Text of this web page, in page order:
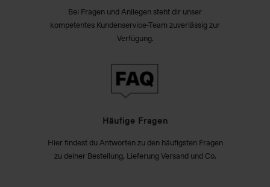
Bei Fragen und Anliegen steht dir unser
kompetentes Kundenservice-Team zuverlässig zur
Verfügung.
Häufige Fragen
Hier findest du Antworten zu den häufigsten Fragen
zu deiner Bestellung, Lieferung Versand und Co.